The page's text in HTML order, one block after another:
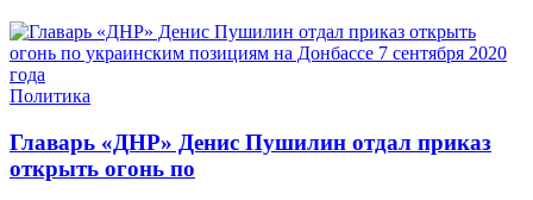
Политика
Главарь «ДНР» Денис Пушилин отдал приказ
открыть огонь по